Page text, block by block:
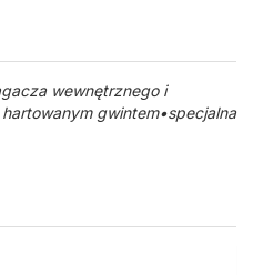
wewnętrznego i
gwintem•specjalna